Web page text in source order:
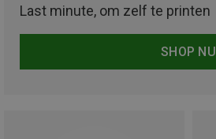
Last minute, om zelf te printen
SHOP NU